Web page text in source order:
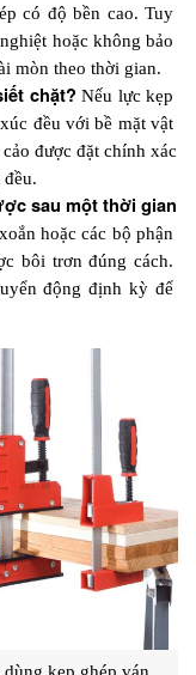
có độ bền cao. Tuy
hoặc không bảo
mòn theo thời gian.
chặt? Nếu lực kẹp
đều với bề mặt vật
được đặt chính xác
sau một thời gian
hoặc các bộ phận
bôi trơn đúng cách.
động định kỳ để